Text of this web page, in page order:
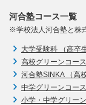
河合塾コース一覧
※学校法人河合塾と株
大学受験科 （高卒生
高校グリーンコース
河合塾SINKA （高校
中学グリーンコー
小学・中学グリー